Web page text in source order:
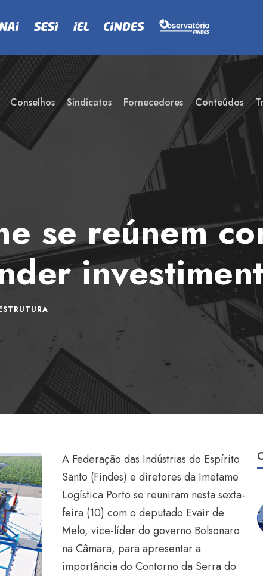
Conselhos Sindicatos Fornecedores Conteúdos
se reúnem
A Federação das Indústrias do Espírito
Santo (Findes) e diretores da Imetame
Logística Porto se reuniram nesta sexta-
feira (10) com o deputado Evair de
Melo, vice-líder do governo Bolsonaro
na Câmara, para apresentar a
importância do Contorno da Serra do